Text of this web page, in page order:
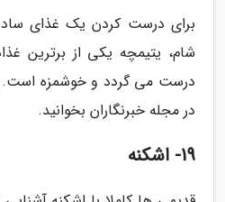
برای درست کردن یک غذای
شام، یتیمچه یکی از برترین
درست می گردد و خوشمزه است.
در مجله خبرنگاران بخوانید.
19- اشکنه